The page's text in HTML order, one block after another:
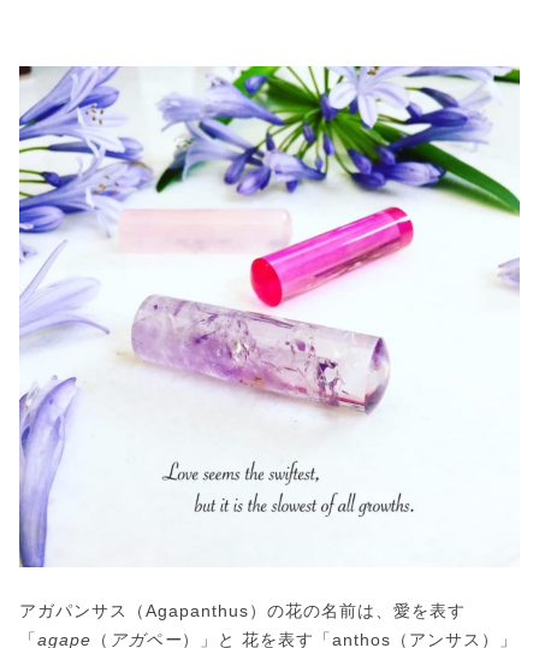
アガパンサス（Agapanthus）の花の名前は、愛を表す
「agape （ アガペー）」と 花を表す「anthos（アンサス）」